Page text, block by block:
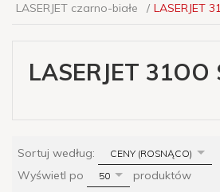
LASERJET czarno-białe LASERJET
LASERJET 31OO
Sortuj według: sortCENY (ROSNĄCO)
Wyświetl po pop
50 produktów